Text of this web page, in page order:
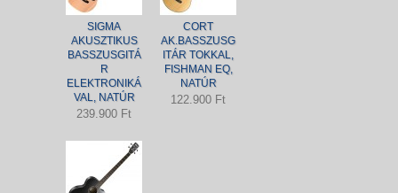
SIGMA
AKUSZTIKUS
BASSZUSGITÁ
R
ELEKTRONIKÁ
VAL, NATÚR
239.900 Ft
CORT
AK.BASSZUSG
ITÁR TOKKAL,
FISHMAN EQ,
NATÚR
122.900 Ft